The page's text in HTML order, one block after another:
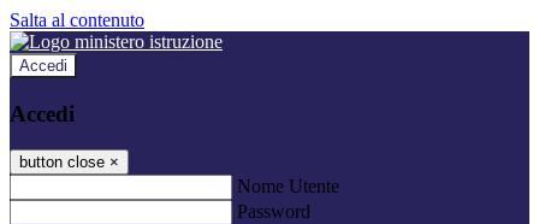
Salta al contenuto
Accedi
Accedi
button close ×
Nome Utente
Password